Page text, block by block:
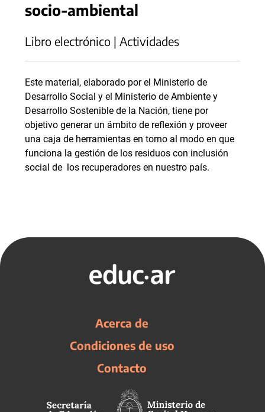
socio-ambiental
Libro electrónico | Actividades
Este material, elaborado por el Ministerio de
Desarrollo Social y el Ministerio de Ambiente y
Desarrollo Sostenible de la Nación, tiene por
objetivo generar un ámbito de reflexión y proveer
una caja de herramientas en torno al modo en que
funciona la gestión de los residuos con inclusión
social de los recuperadores en nuestro país.
Acerca de
Condiciones de uso
Contacto